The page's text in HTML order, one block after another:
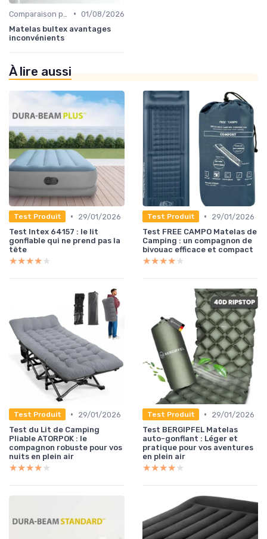
• 01/08/2026
Matelas bultex avantages
inconvénients
À lire aussi
Test Produit •
29/01/2026
Test Intex 64157 : le lit
gonflable qui ne prend pas la
tête
★★★★★
★★★★★
Test Produit •
29/01/2026
Test FREE CAMPO Matelas de
Camping : un compagnon de
bivouac efficace et compact
★★★★★
★★★★★
Test Produit •
29/01/2026
Test du Lit de Camping
Pliable ATORPOK : le
compagnon robuste pour vos
nuits en plein air
★★★★★
★★★★★
Test Produit •
29/01/2026
Test BERGIPFEL Matelas
auto-gonflant : Léger et
pratique pour vos aventures
en plein air
★★★★★
★★★★★